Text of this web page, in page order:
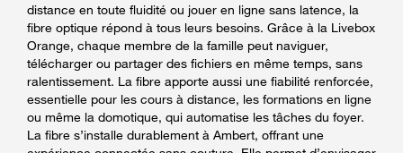
distance en toute fluidité ou jouer en ligne sans latence, la
fibre optique répond à tous leurs besoins. Grâce à la Livebox
Orange, chaque membre de la famille peut naviguer,
télécharger ou partager des fichiers en même temps, sans
ralentissement. La fibre apporte aussi une fiabilité renforcée,
essentielle pour les cours à distance, les formations en ligne
ou même la domotique, qui automatise les tâches du foyer.
La fibre s’installe durablement à Ambert, offrant une